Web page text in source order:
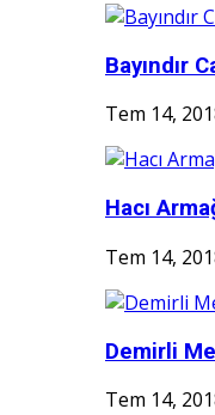
Bayındır
Tem 14,
Hacı
Tem 14,
Demirli
Tem 14,